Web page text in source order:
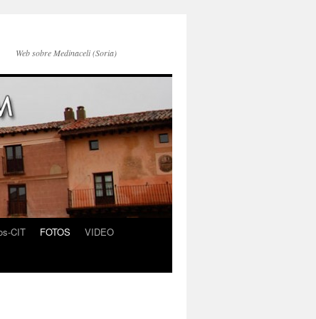
Web sobre Medinaceli (Soria)
CIT FOTOS
VIDEO